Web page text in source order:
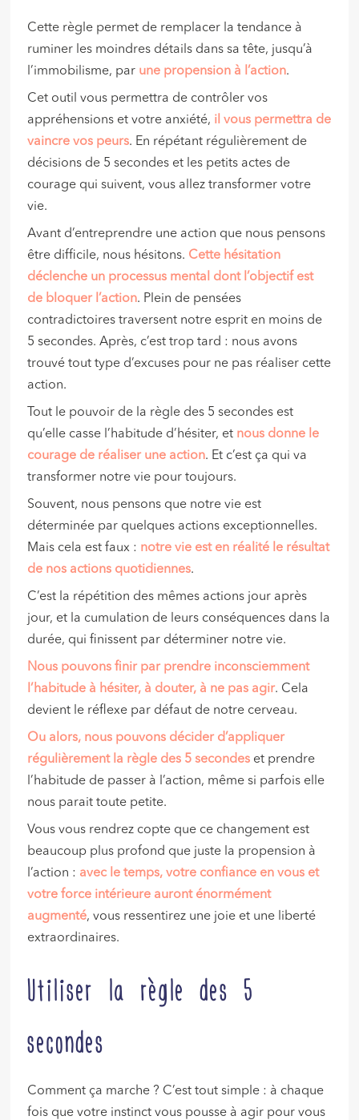
Cette règle permet de remplacer la tendance à
ruminer les moindres détails dans sa tête, jusqu’à
l’immobilisme, par une propension à l’action.
Cet outil vous permettra de contrôler vos
appréhensions et votre anxiété, il vous permettra de
vaincre vos peurs. En répétant régulièrement de
décisions de 5 secondes et les petits actes de
courage qui suivent, vous allez transformer votre
vie.
Avant d’entreprendre une action que nous pensons
être difficile, nous hésitons. Cette hésitation
déclenche un processus mental dont l’objectif est
de bloquer l’action. Plein de pensées
contradictoires traversent notre esprit en moins de
5 secondes. Après, c’est trop tard : nous avons
trouvé tout type d’excuses pour ne pas réaliser cette
action.
Tout le pouvoir de la règle des 5 secondes est
qu’elle casse l’habitude d’hésiter, et nous donne le
courage de réaliser une action. Et c’est ça qui va
transformer notre vie pour toujours.
Souvent, nous pensons que notre vie est
déterminée par quelques actions exceptionnelles.
Mais cela est faux : notre vie est en réalité le résultat
de nos actions quotidiennes.
C’est la répétition des mêmes actions jour après
jour, et la cumulation de leurs conséquences dans la
durée, qui finissent par déterminer notre vie.
Nous pouvons finir par prendre inconsciemment
l’habitude à hésiter, à douter, à ne pas agir. Cela
devient le réflexe par défaut de notre cerveau.
Ou alors, nous pouvons décider d’appliquer
régulièrement la règle des 5 secondes et prendre
l’habitude de passer à l’action, même si parfois elle
nous parait toute petite.
Vous vous rendrez copte que ce changement est
beaucoup plus profond que juste la propension à
l’action : avec le temps, votre confiance en vous et
votre force intérieure auront énormément
augmenté, vous ressentirez une joie et une liberté
extraordinaires.
Utiliser la règle des 5
secondes
Comment ça marche ? C’est tout simple : à chaque
fois que votre instinct vous pousse à agir pour vous